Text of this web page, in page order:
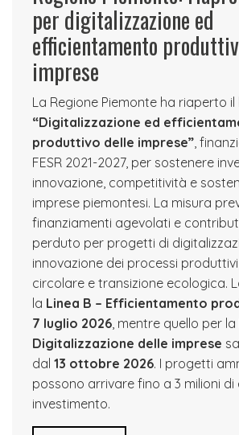
per digitalizzazione ed
efficientamento
imprese
La Regione Piemonte ha riaperto
“Digitalizzazione ed
produttivo delle imprese”,
FESR 2021-2027, per sostenere
innovazione, competitività e
imprese piemontesi. La misura
finanziamenti agevolati e
perduto per progetti di
innovazione dei processi
circolare e transizione ecologica.
la Linea B – Efficientamento
7 luglio 2026, mentre quello per la
Digitalizzazione delle imprese
dal 13 ottobre 2026. I progetti
possono arrivare fino a 3 milioni di
investimento.